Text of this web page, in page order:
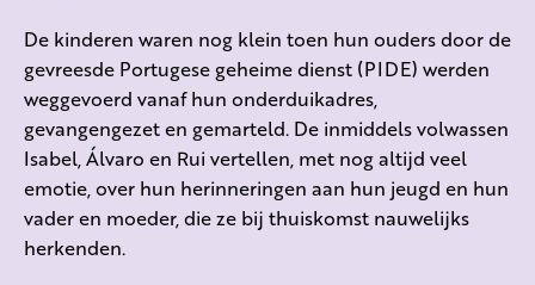
De kinderen waren nog klein toen hun ouders door de
gevreesde Portugese geheime dienst (PIDE) werden
weggevoerd vanaf hun onderduikadres,
gevangengezet en gemarteld. De inmiddels volwassen
Isabel, Álvaro en Rui vertellen, met nog altijd veel
emotie, over hun herinneringen aan hun jeugd en hun
vader en moeder, die ze bij thuiskomst nauwelijks
herkenden.